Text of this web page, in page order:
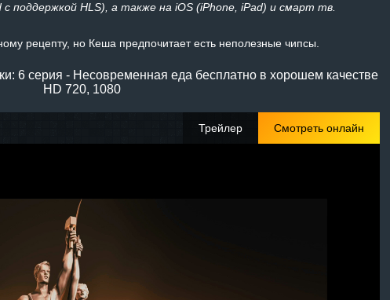
поддержкой HLS), а также на iOS (iPhone, iPad) и смарт тв.
рецепту, но Кеша предпочитает есть неполезные чипсы.
6 серия - Несовременная еда бесплатно в хорошем качестве
HD 720, 1080
Смотреть онлайн
Трейлер